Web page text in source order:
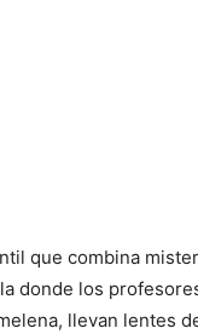
que combina
donde los
llevan lentes